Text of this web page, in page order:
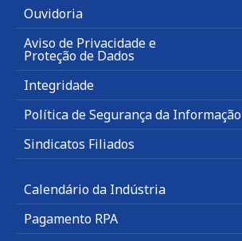
Ouvidoria
Aviso de Privacidade e
Proteção de Dados
Integridade
Política de Segurança da Informação
Sindicatos Filiados
Calendário da Indústria
Pagamento RPA